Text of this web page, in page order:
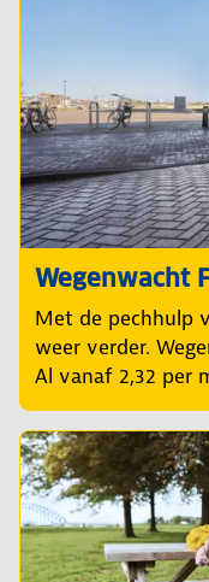
Wegenwacht
Met de pechhulp
weer verder.
Al vanaf 2,32 per